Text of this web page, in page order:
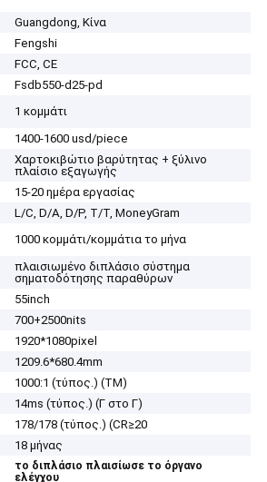
Guangdong, Κίνα
Fengshi
FCC, CE
Fsdb550-d25-pd
1 κομμάτι
1400-1600 usd/piece
Χαρτοκιβώτιο βαρύτητας + ξύλινο
πλαίσιο εξαγωγής
15-20 ημέρα εργασίας
L/C, D/A, D/P, T/T, MoneyGram
1000 κομμάτι/κομμάτια το μήνα
πλαισιωμένο διπλάσιο σύστημα
σηματοδότησης παραθύρων
55inch
700+2500nits
1920*1080pixel
1209.6*680.4mm
1000:1 (τύπος.) (TM)
14ms (τύπος.) (Γ στο Γ)
178/178 (τύπος.) (CR≥20
18 μήνας
το διπλάσιο πλαισίωσε το όργανο
ελέγχου